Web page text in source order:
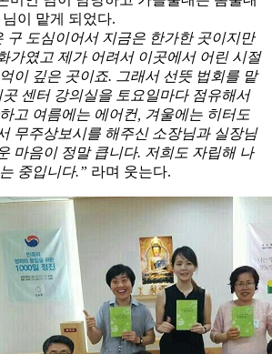
이 맡게 되었다.
구 도심이어서 지금은 한가한 곳이지만
가였고 제가 어려서 이곳에서 어린 시절
이 깊은 곳이죠. 그래서 선뜻 법회를 맡
센터 강의실을 토요일마다 점유해서
고 여름에는 에어컨, 겨울에는 히터도
무주상보시를 해주신 소장님과 실장님
마음이 정말 큽니다. 저희도 자립해 나
중입니다.” 라며 웃는다.